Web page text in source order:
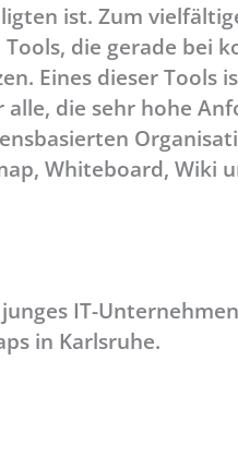
ist. Zum
die gerade bei
Eines dieser Tools
die sehr hohe
Whiteboard, Wiki
IT-
in Karlsruhe.